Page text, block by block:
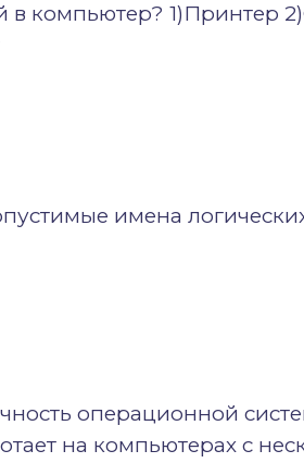
в компьютер? 1)Принтер
имена
операционной
на компьютерах с